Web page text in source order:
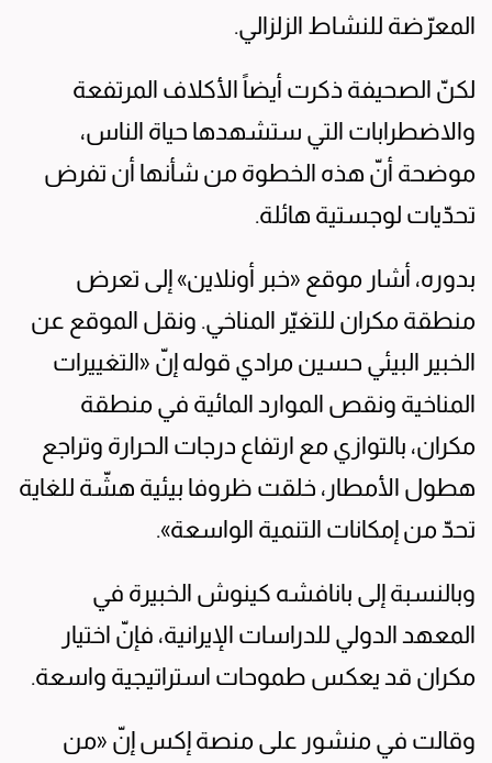
المعرّضة للنشاط الزلزالي.
لكنّ الصحيفة ذكرت أيضاً الأكلاف المرتفعة
والاضطرابات التي ستشهدها حياة الناس،
موضحة أنّ هذه الخطوة من شأنها أن تفرض
تحدّيات لوجستية هائلة.
بدوره، أشار موقع «خبر أونلاين» إلى تعرض
منطقة مكران للتغيّر المناخي. ونقل الموقع عن
الخبير البيئي حسين مرادي قوله إنّ «التغييرات
المناخية ونقص الموارد المائية في منطقة
مكران، بالتوازي مع ارتفاع درجات الحرارة وتراجع
هطول الأمطار، خلقت ظروفا بيئية هشّة للغاية
تحدّ من إمكانات التنمية الواسعة».
وبالنسبة إلى بانافشه كينوش الخبيرة في
المعهد الدولي للدراسات الإيرانية، فإنّ اختيار
مكران قد يعكس طموحات استراتيجية واسعة.
وقالت في منشور على منصة إكس إنّ «من